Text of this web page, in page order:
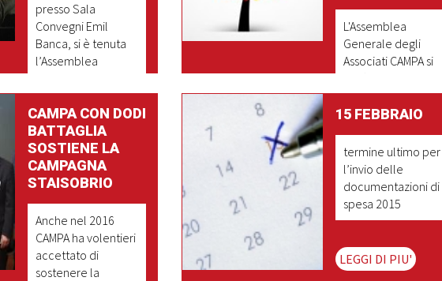
presso Sala
Convegni Emil
Banca, si è tenuta
l’Assemblea
associati CAMPA.
LEGGI DI PIU'
L'Assemblea
Generale degli
Associati CAMPA si
maggio 2016
presso sala
Banca Bologna.
LEGGI DI PIU'
CAMPA CON DODI
BATTAGLIA
SOSTIENE LA
CAMPAGNA
STAISOBRIO
Anche nel 2016
CAMPA ha volentieri
accettato di
sostenere la
15 FEBBRAIO
termine ultimo per
l’invio delle
documentazioni di
spesa 2015
LEGGI DI PIU'